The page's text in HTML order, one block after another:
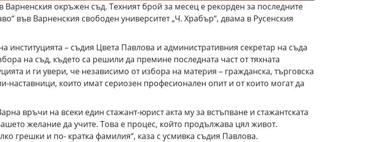
окръжен съд. Техният брой за месец е рекорден за последните
във Варненския свободен университет „Ч. Храбър“, двама в Русенския
институцията – съдия Цвета Павлова и административния секретар на съда
на съд, където са решили да премине последната част от тяхната
и ги увери, че независимо от избора на материя – гражданска, търговска
наставници, които имат сериозен професионален опит и от които могат да
връчи на всеки един стажант-юрист акта му за встъпване и стажантската
желание да учите. Това е процес, който продължава цял живот.
грешки и по- кратка фамилия“, каза с усмивка съдия Павлова.